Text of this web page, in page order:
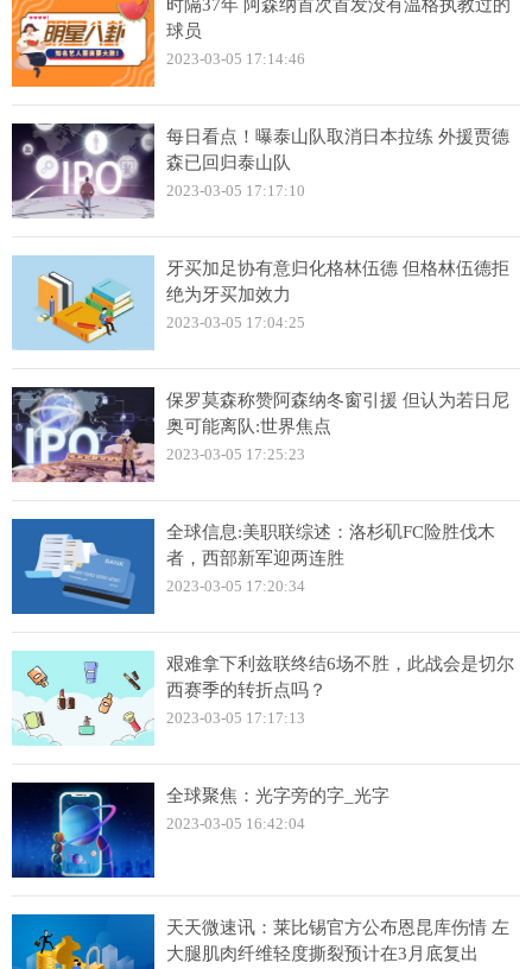
时隔37年 阿森纳首次首发没有温格执教过的
球员
2023-03-05 17:14:46
每日看点！曝泰山队取消日本拉练 外援贾德
森已回归泰山队
2023-03-05 17:17:10
牙买加足协有意归化格林伍德 但格林伍德拒
绝为牙买加效力
2023-03-05 17:04:25
保罗莫森称赞阿森纳冬窗引援 但认为若日尼
奥可能离队:世界焦点
2023-03-05 17:25:23
全球信息:美职联综述：洛杉矶FC险胜伐木
者，西部新军迎两连胜
2023-03-05 17:20:34
艰难拿下利兹联终结6场不胜，此战会是切尔
西赛季的转折点吗？
2023-03-05 17:17:13
全球聚焦：光字旁的字_光字
2023-03-05 16:42:04
天天微速讯：莱比锡官方公布恩昆库伤情 左
大腿肌肉纤维轻度撕裂预计在3月底复出